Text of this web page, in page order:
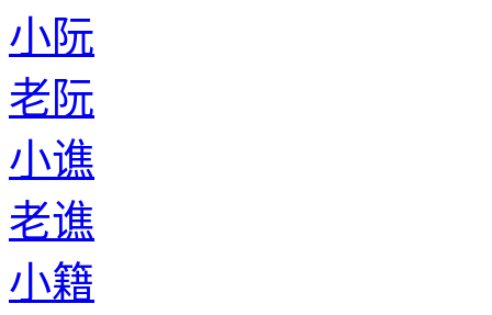
小阮
老阮
小谯
老谯
小籍